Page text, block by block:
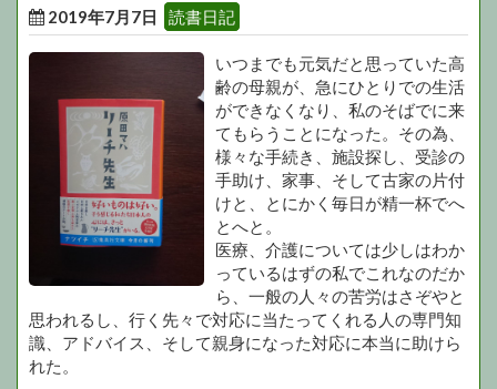
2019年7月7日 読書日記
いつまでも元気だと思っていた高
齢の母親が、急にひとりでの生活
ができなくなり、私のそばでに来
てもらうことになった。その為、
様々な手続き、施設探し、受診の
手助け、家事、そして古家の片付
けと、とにかく毎日が精一杯でへ
とへと。
医療、介護については少しはわか
っているはずの私でこれなのだか
ら、一般の人々の苦労はさぞやと
思われるし、行く先々で対応に当たってくれる人の専門知
識、アドバイス、そして親身になった対応に本当に助けら
れた。